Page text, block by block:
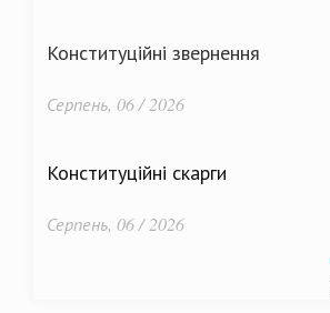
Конституційні звернення
Серпень, 06 / 2026
Конституційні скарги
Серпень, 06 / 2026